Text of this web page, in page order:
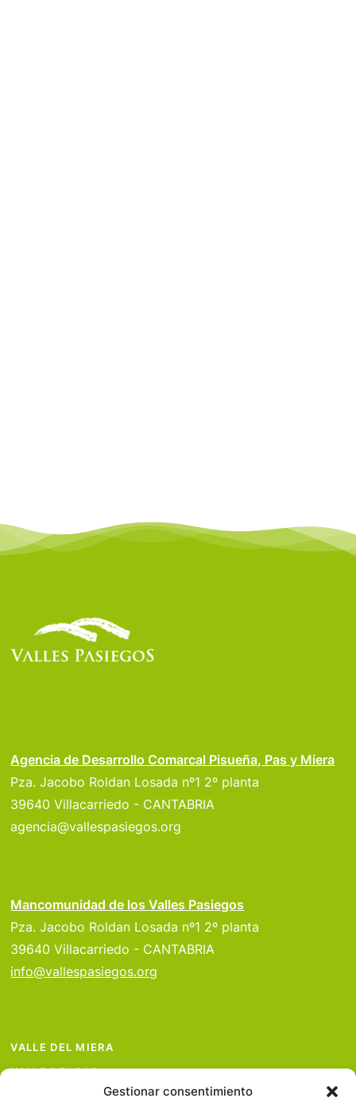
Gestionar consentimiento
Agencia de Desarrollo Comarcal Pisueña, Pas y Miera
Pza. Jacobo Roldan Losada nº1 2º planta
39640 Villacarriedo - CANTABRIA
agencia@vallespasiegos.org
Mancomunidad de los Valles Pasiegos
Pza. Jacobo Roldan Losada nº1 2º planta
39640 Villacarriedo - CANTABRIA
info@vallespasiegos.org
VALLE DEL MIERA
VALLE DEL PAS